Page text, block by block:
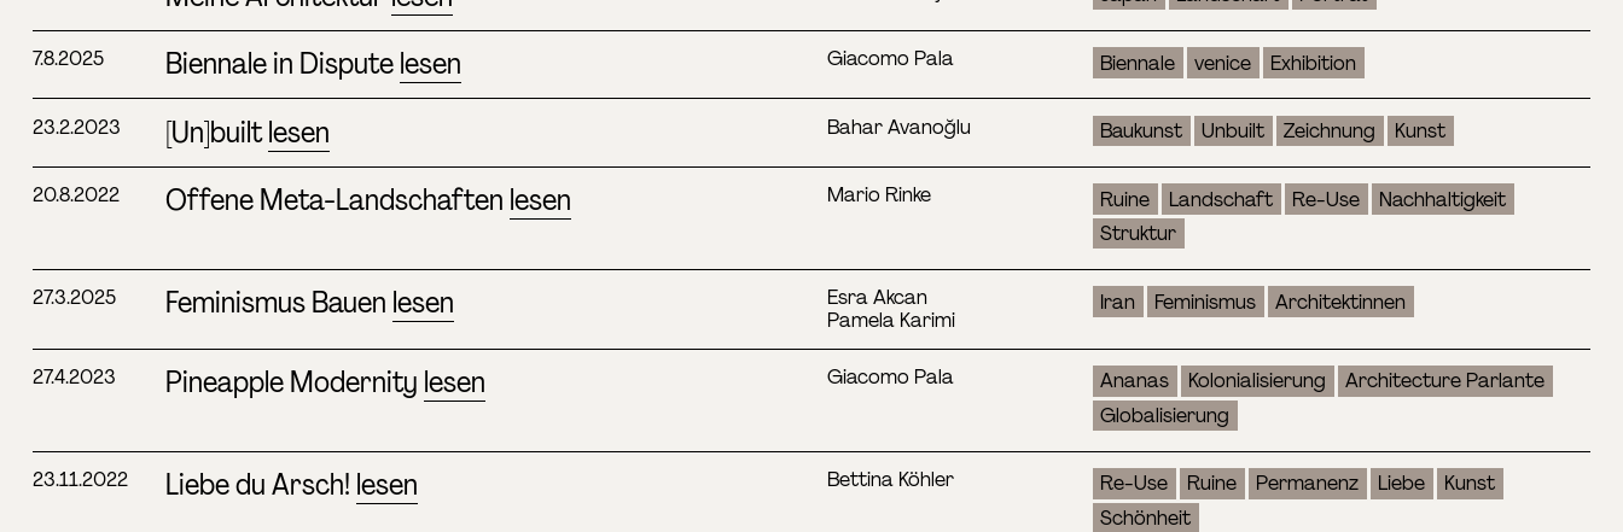
7.8.2025 Biennale in Disputelesen Giacomo Pala Biennale venice Exhibition
23.2.2023 [Un]builtlesen Bahar Avanoğlu Baukunst Unbuilt Zeichnung Kunst
20.8.2022 Offene Meta-Landschaften lesen Mario Rinke Ruine Landschaft Re-Use
Nachhaltigkeit
Struktur
27.3.2025 Feminismus Bauen lesen
Esra Akcan
Pamela Karimi
Iran Feminismus Architektinnen
27.4.2023 Pineapple Modernity lesen Giacomo Pala Ananas Kolonialisierung
Architecture Parlante
Globalisierung
23.11.2022 Liebe du Arsch! lesen Bettina Köhler Re-Use Ruine Permanenz Liebe
Kunst
Schönheit